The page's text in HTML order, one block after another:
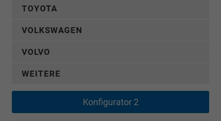
TOYOTA
VOLKSWAGEN
VOLVO
WEITERE
Konfigurator 2